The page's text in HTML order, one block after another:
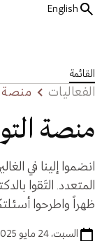
English
القائمة
الفعاليات منصة
منصة
انضموا إلينا في
ظهراً واطرحوا
السبت، 24 مايو 2025